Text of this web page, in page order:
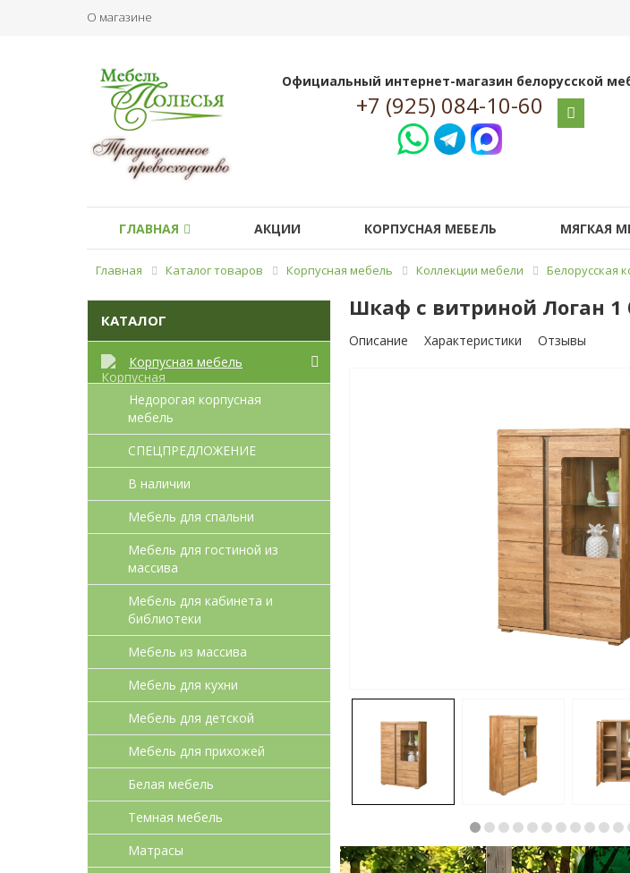
О магазине
Официальный интернет-магазин белорусской
+7 (925) 084-10-60
ГЛАВНАЯ АКЦИИ КОРПУСНАЯ МЕБЕЛЬ МЯГКАЯ
Главная Каталог товаров Корпусная мебель Коллекции мебели Белорусская
КАТАЛОГ
Корпусная мебель
Недорогая корпусная
мебель
СПЕЦПРЕДЛОЖЕНИЕ
В наличии
Мебель для спальни
Мебель для гостиной из
массива
Мебель для кабинета и
библиотеки
Мебель из массива
Мебель для кухни
Мебель для детcкой
Мебель для прихожей
Белая мебель
Темная мебель
Матрасы
Шкаф с витриной Логан 1
Описание Характеристики Отзывы